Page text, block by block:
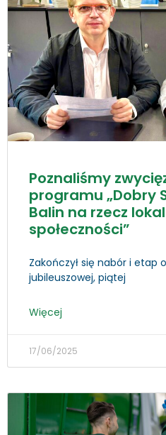
Poznaliśmy
programu „Dobry
Balin na rzecz
społeczności”
Zakończył się nabór i etap
jubileuszowej, piątej
Więcej
17/06/2025